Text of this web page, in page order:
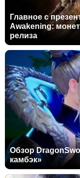
Главное с
Awakening:
релиза
Обзор
камбэк»